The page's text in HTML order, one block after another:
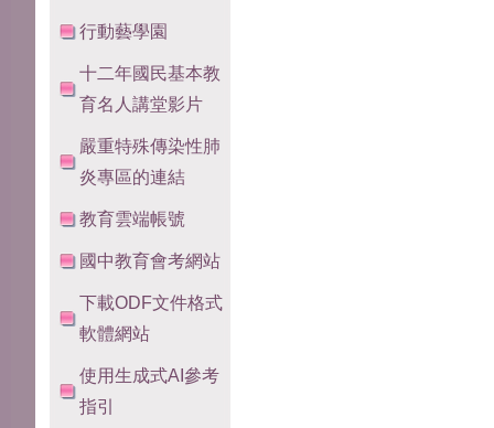
行動藝學園
十二年國民基本教
育名人講堂影片
嚴重特殊傳染性肺
炎專區的連結
教育雲端帳號
國中教育會考網站
下載ODF文件格式
軟體網站
使用生成式AI參考
指引